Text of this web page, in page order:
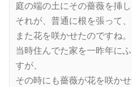
庭の端の土にその薔薇を挿し
それが、普通に根を張って、
また花を咲かせたのですね。
当時住んでた家を一昨年に
すが、
その時にも薔薇が花を咲かせ